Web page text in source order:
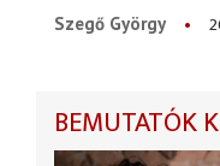
Szegő György
BEMUTATÓK